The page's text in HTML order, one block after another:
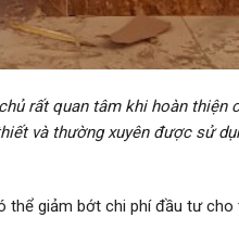
rất quan tâm khi hoàn thiện
và thường xuyên được sử
giảm bớt chi phí đầu tư